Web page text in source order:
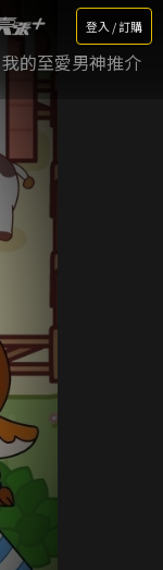
登入 / 訂購
我的至愛男神推介